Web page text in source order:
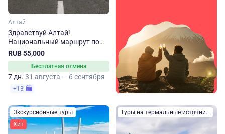
Алтай
Здравствуй Алтай!
Национальный маршрут по
Алтайскому краю
RUB 55,000
Бесплатная отмена
7 дн. 31 августа — 6 сентября
+13
Экскурсионные туры
Хит
Туры на термальные источники